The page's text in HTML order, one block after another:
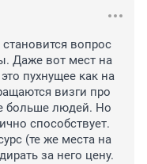
вопрос
Даже вот мест на
пухнущее как на
визги про
больше людей. Но
способствует.
(те же места на
за него цену.